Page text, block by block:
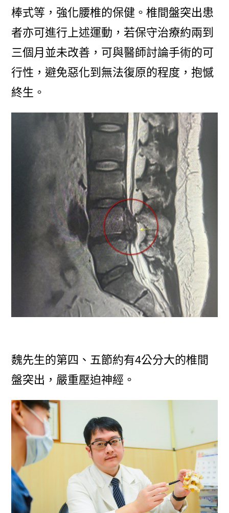
棒式等，強化腰椎的保健。椎間盤突出患
者亦可進行上述運動，若保守治療約兩到
三個月並未改善，可與醫師討論手術的可
行性，避免惡化到無法復原的程度，抱憾
終生。
魏先生的第四、五節約有4公分大的椎間
盤突出，嚴重壓迫神經。